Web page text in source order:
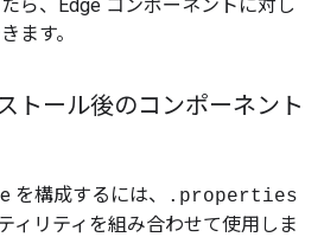
ら、Edge コンポーネントに対し
ます。
トール後のコンポーネント
を構成するには、 .properties
ィリティを組み合わせて使用しま